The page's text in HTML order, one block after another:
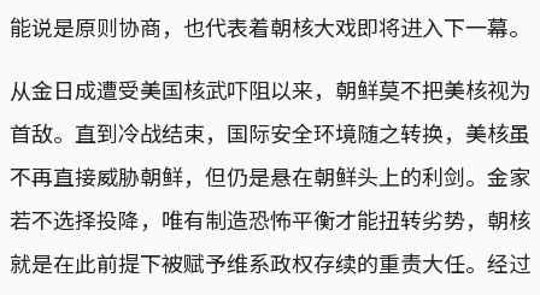
能说是原则协商，也代表着朝核大戏即将进入下一幕。
从金日成遭受美国核武吓阻以来，朝鲜莫不把美核视为
首敌。直到冷战结束，国际安全环境随之转换，美核虽
不再直接威胁朝鲜，但仍是悬在朝鲜头上的利剑。金家
若不选择投降，唯有制造恐怖平衡才能扭转劣势，朝核
就是在此前提下被赋予维系政权存续的重责大任。经过